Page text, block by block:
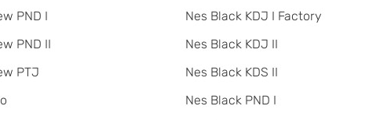
PND I
PND II
PTJ
Nes Black KDJ I Factory
Nes Black KDJ II
Nes Black KDS II
Nes Black PND I